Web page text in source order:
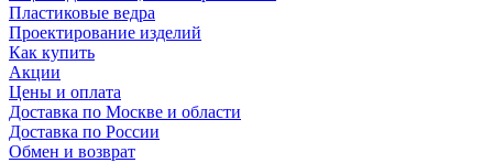
Пластиковые ведра
Проектирование изделий
Как купить
Акции
Цены и оплата
Доставка по Москве и области
Доставка по России
Обмен и возврат